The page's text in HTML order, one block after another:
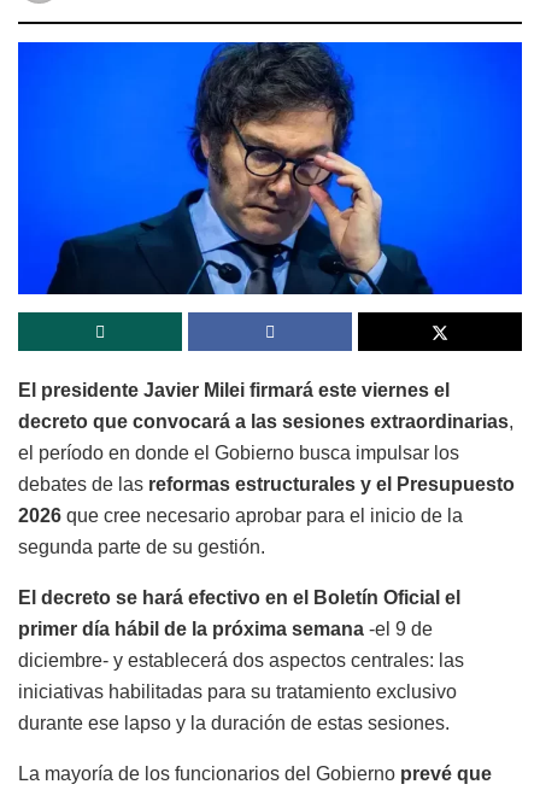
El presidente Javier Milei firmará este viernes el
decreto que convocará a las sesiones extraordinarias,
el período en donde el Gobierno busca impulsar los
debates de las reformas estructurales y el Presupuesto
2026 que cree necesario aprobar para el inicio de la
segunda parte de su gestión.
El decreto se hará efectivo en el Boletín Oficial el
primer día hábil de la próxima semana -el 9 de
diciembre- y establecerá dos aspectos centrales: las
iniciativas habilitadas para su tratamiento exclusivo
durante ese lapso y la duración de estas sesiones.
La mayoría de los funcionarios del Gobierno prevé que